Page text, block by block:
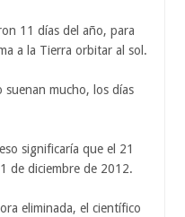
11 días del año, para
a la Tierra orbitar al sol.
mucho, los días
significaría que el 21
de diciembre de 2012.
eliminada, el científico